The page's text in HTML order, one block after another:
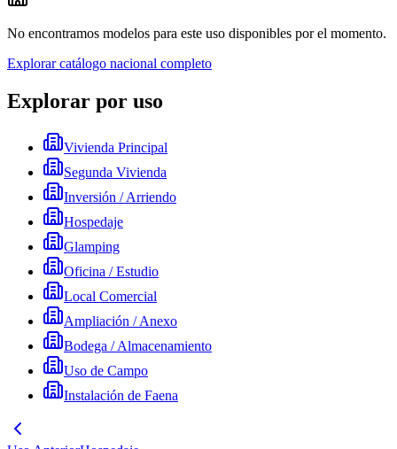
No encontramos modelos para este uso disponibles por el momento.
Explorar catálogo nacional completo
Explorar por uso
Vivienda Principal
Segunda Vivienda
Inversión / Arriendo
Hospedaje
Glamping
Oficina / Estudio
Local Comercial
Ampliación / Anexo
Bodega / Almacenamiento
Uso de Campo
Instalación de Faena